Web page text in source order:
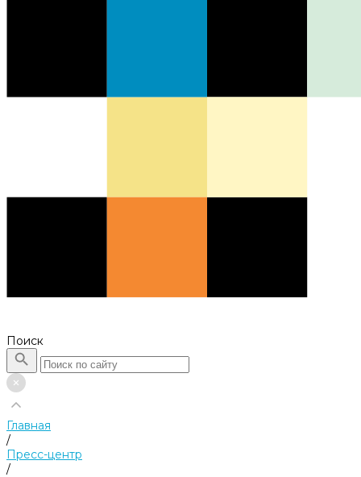
Поиск
Главная
/
Пресс-центр
/